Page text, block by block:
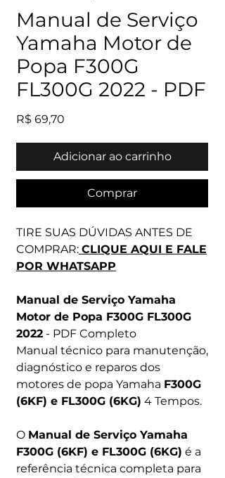
Manual de Serviço
Yamaha Motor de
Popa F300G
FL300G 2022 - PDF
R$ 69,70
Adicionar ao carrinho
Comprar
TIRE SUAS DÚVIDAS ANTES DE
COMPRAR: CLIQUE AQUI E FALE
POR WHATSAPP
Manual de Serviço Yamaha
Motor de Popa F300G FL300G
2022 - PDF Completo
Manual técnico para manutenção,
diagnóstico e reparos dos
motores de popa Yamaha F300G
(6KF) e FL300G (6KG) 4 Tempos.
O Manual de Serviço Yamaha
F300G (6KF) e FL300G (6KG) é a
referência técnica completa para